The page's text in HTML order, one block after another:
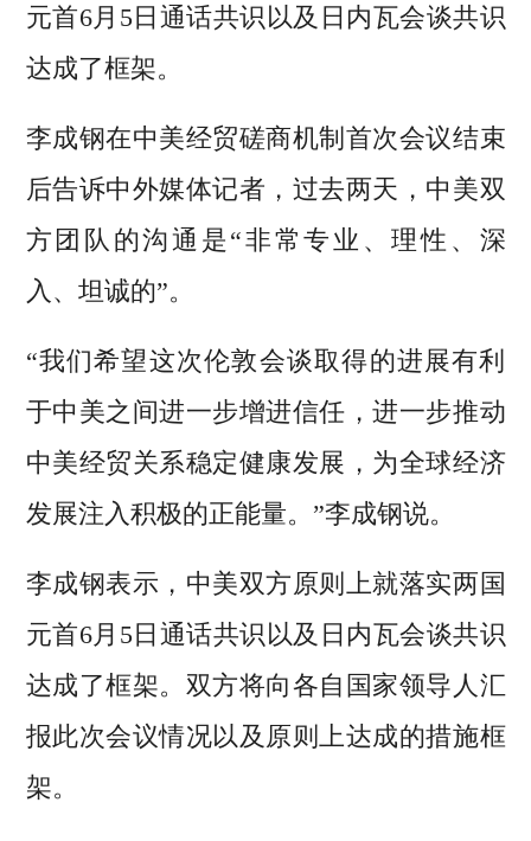
元首6月5日通话共识以及日内瓦会谈共识
达成了框架。
李成钢在中美经贸磋商机制首次会议结束
后告诉中外媒体记者，过去两天，中美双
方团队的沟通是“非常专业、理性、深
入、坦诚的”。
“我们希望这次伦敦会谈取得的进展有利
于中美之间进一步增进信任，进一步推动
中美经贸关系稳定健康发展，为全球经济
发展注入积极的正能量。”李成钢说。
李成钢表示，中美双方原则上就落实两国
元首6月5日通话共识以及日内瓦会谈共识
达成了框架。双方将向各自国家领导人汇
报此次会议情况以及原则上达成的措施框
架。